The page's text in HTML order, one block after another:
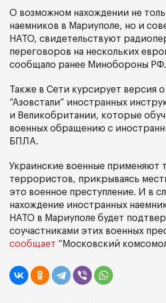
О возможном нахождении не
наемников в Мариуполе, но и
НАТО, свидетельствуют
переговоров на нескольких
сообщало ранее Минобороны РФ.
Также в Сети курсирует версия
“Азовстали” иностранных
и Великобритании, которые
военных обращению с
БПЛА.
Украинские военные применяют
террористов, прикрываясь
это военное преступление. И в
нахождение иностранных
НАТО в Мариуполе будет
соучастниками этих военных
сообщает “Московский